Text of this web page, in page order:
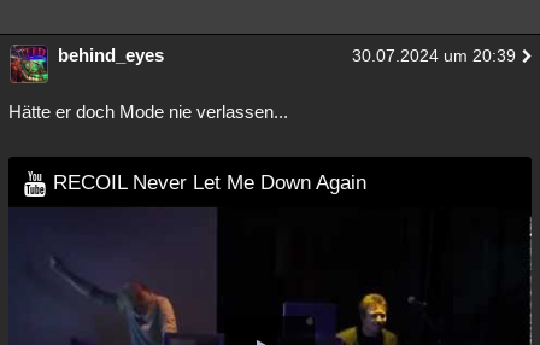
behind_eyes 30.07.2024 um 20:39
Hätte er doch Mode nie verlassen...
RECOIL Never Let Me Down Again